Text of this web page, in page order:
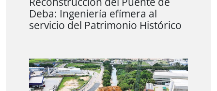
Deba: Ingeniería efímera al
servicio del Patrimonio Histórico